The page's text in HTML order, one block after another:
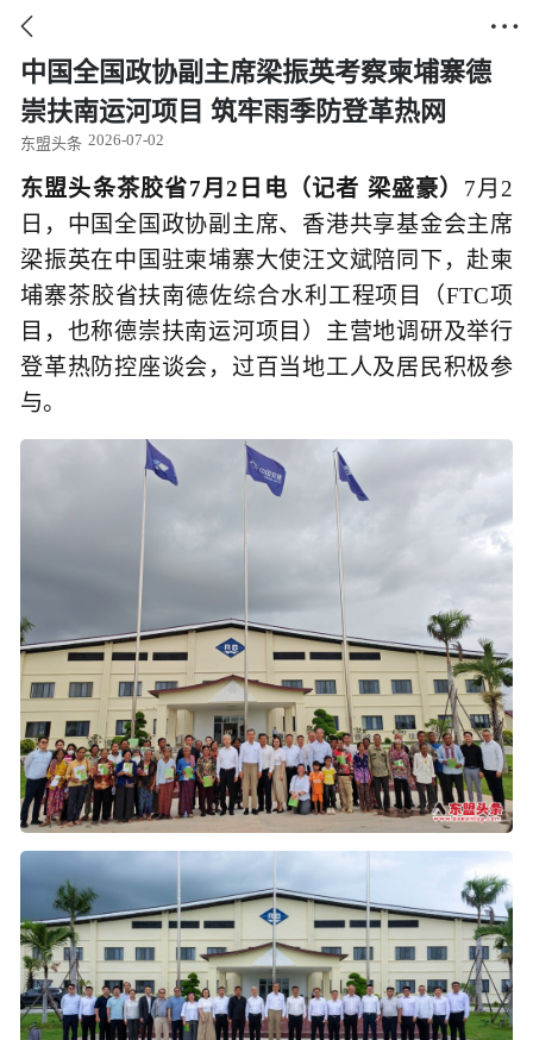
 
中国全国政协副主席梁振英考察柬埔寨德
崇扶南运河项目 筑牢雨季防登革热网
东盟头条 2026-07-02
东盟头条茶胶省7月2日电（记者 梁盛豪） 7月2
日，中国全国政协副主席、香港共享基金会主席
梁振英在中国驻柬埔寨大使汪文斌陪同下，赴柬
埔寨茶胶省扶南德佐综合水利工程项目（FTC项
目，也称德崇扶南运河项目）主营地调研及举行
登革热防控座谈会，过百当地工人及居民积极参
与。